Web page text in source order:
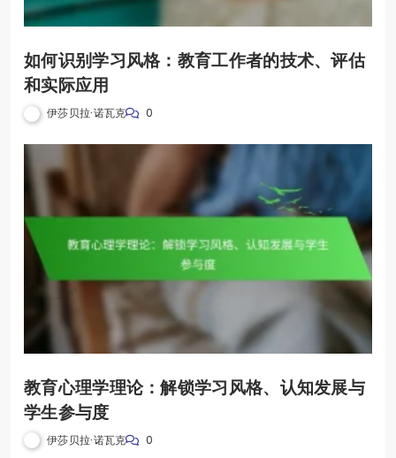
如何识别学习风格：教育工作者的技术、评估
和实际应用
伊莎贝拉·诺瓦克 0
教育心理学理论：解锁学习风格、认知发展与
学生参与度
伊莎贝拉·诺瓦克 0